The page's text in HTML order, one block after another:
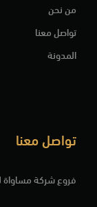
من نحن
تواصل معنا
المدونة
تواصل معنا
فروع شركة مساواة